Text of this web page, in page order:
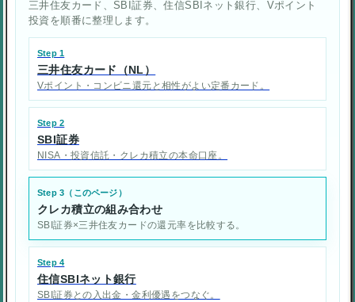
三井住友カード、SBI証券、住信SBIネット銀行、Vポイント
投資を順番に整理します。
Step 1
三井住友カード（NL）
Vポイント・コンビニ還元と相性がよい定番カード。
Step 2
SBI証券
NISA・投資信託・クレカ積立の本命口座。
Step 3（このページ）
クレカ積立の組み合わせ
SBI証券×三井住友カードの還元率を比較する。
Step 4
住信SBIネット銀行
SBI証券との入出金・金利優遇をつなぐ。